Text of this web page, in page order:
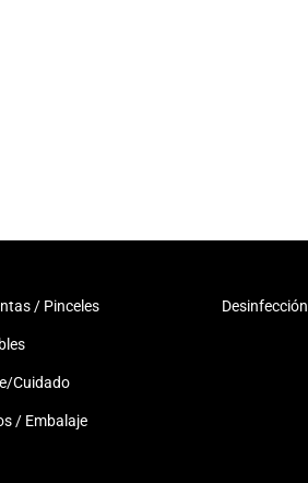
/ Pinceles
Cuidado
/ Embalaje
Desinfección